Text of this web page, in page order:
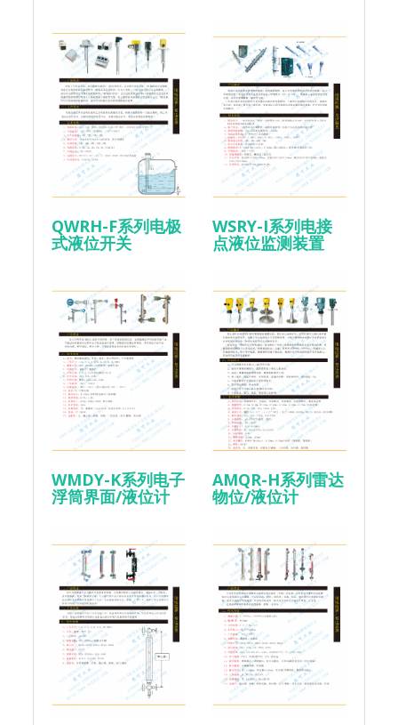
QWRH-F系列电极
式液位开关
WSRY-I系列电接
点液位监测装置
WMDY-K系列电子
浮筒界面/液位计
AMQR-H系列雷达
物位/液位计